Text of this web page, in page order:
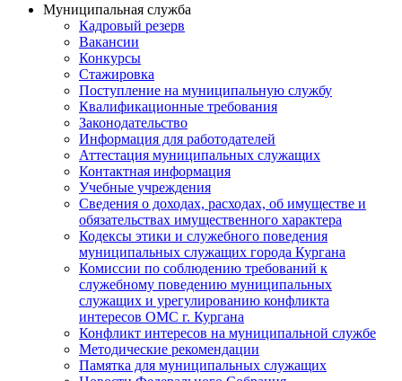
Муниципальная служба
Кадровый резерв
Вакансии
Конкурсы
Стажировка
Поступление на муниципальную службу
Квалификационные требования
Законодательство
Информация для работодателей
Аттестация муниципальных служащих
Контактная информация
Учебные учреждения
Сведения о доходах, расходах, об имуществе и
обязательствах имущественного характера
Кодексы этики и служебного поведения
муниципальных служащих города Кургана
Комиссии по соблюдению требований к
служебному поведению муниципальных
служащих и урегулированию конфликта
интересов ОМС г. Кургана
Конфликт интересов на муниципальной службе
Методические рекомендации
Памятка для муниципальных служащих